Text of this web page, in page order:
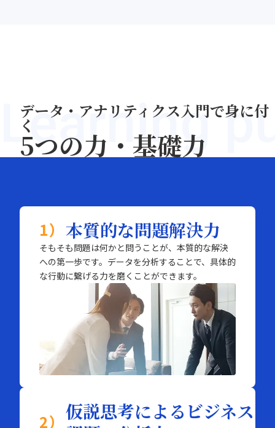
Learning
データ・アナリティクス入門で身に付
く
5つの力・基礎力
1） 本質的な問題解決力
そもそも問題は何かと問うことが、本質的な解決
への第一歩です。データを分析することで、具体的
な行動に繋げる力を磨くことができます。
2） 仮説思考によるビジネス